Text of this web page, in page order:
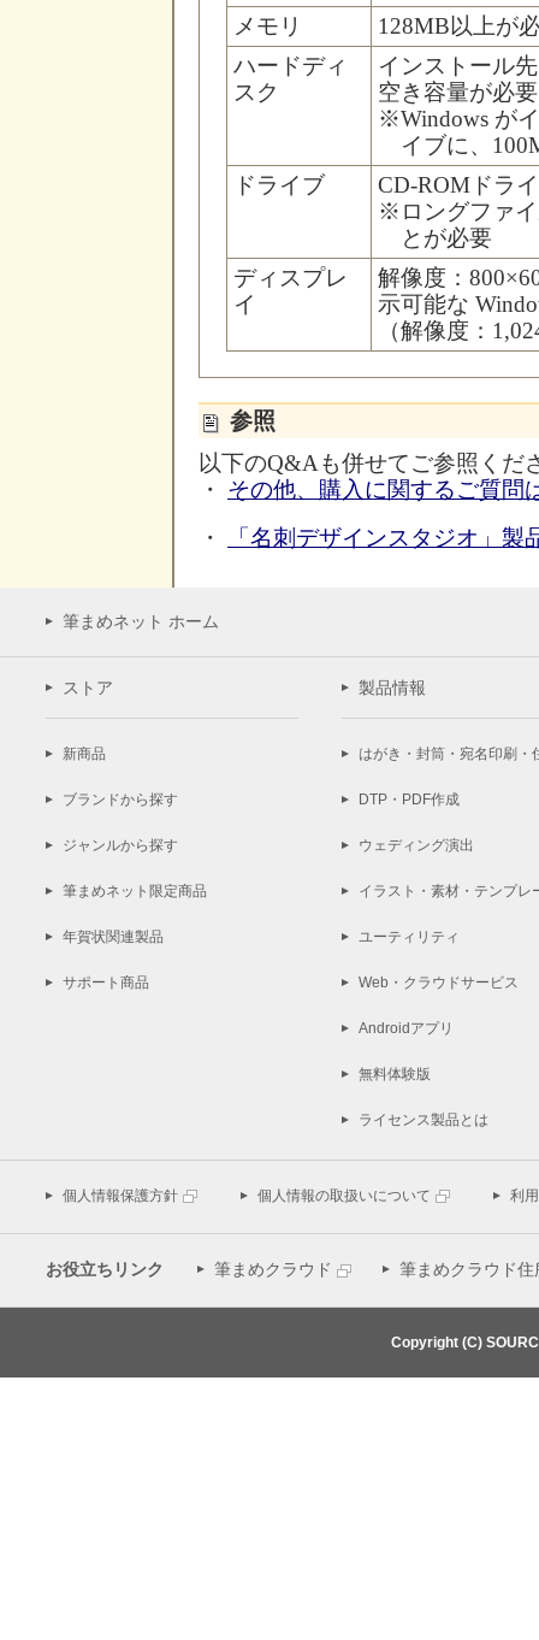
メモリ
128MB以上が
ハードディ
スク
インストール
空き容量が必
※Windows が
イブに、
ドライブ
CD-ROMドラ
※ ロングファ
とが必要
ディスプレ
イ
解像度：
示可能な
（解像度：
参照
以下のQ&Aも併せてご参照くだ
・ その他、購入に関するご質問
・
「名刺デザインスタジオ」製
筆まめネット ホーム
ストア
新商品
ブランドから探す
ジャンルから探す
筆まめネット限定商品
年賀状関連製品
サポート商品
製品情報
はがき・封筒・宛名印刷・
DTP・PDF作成
ウェディング演出
イラスト・素材・テンプレ
ユーティリティ
Web・クラウドサービス
Androidアプリ
無料体験版
ライセンス製品とは
個人情報保護方針 個人情報の取扱いについて 利
お役立ちリンク 筆まめクラウド 筆まめクラウド住
Copyright (C)